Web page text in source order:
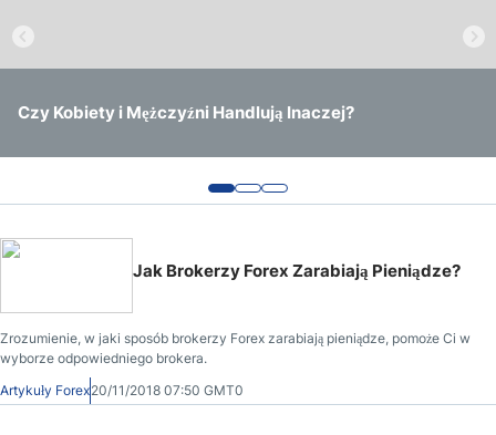
Czy Kobiety i Mężczyźni Handlują Inaczej?
Jak Przejść z Rachunku Demo na Rachunek Live
Jak Często Handlują Profesjonalni Inwestorzy Forex?
Jak Brokerzy Forex Zarabiają Pieniądze?
Zrozumienie, w jaki sposób brokerzy Forex zarabiają pieniądze, pomoże Ci w
wyborze odpowiedniego brokera.
Artykuły Forex20/11/2018 07:50 GMT0